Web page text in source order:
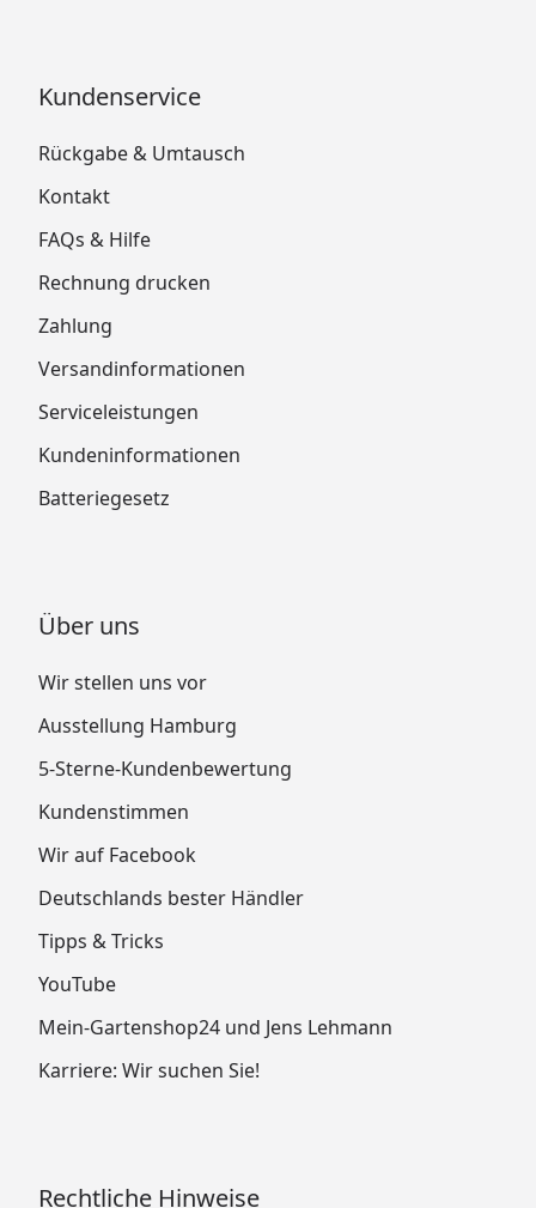
Kundenservice
Rückgabe & Umtausch
Kontakt
FAQs & Hilfe
Rechnung drucken
Zahlung
Versandinformationen
Serviceleistungen
Kundeninformationen
Batteriegesetz
Über uns
Wir stellen uns vor
Ausstellung Hamburg
5-Sterne-Kundenbewertung
Kundenstimmen
Wir auf Facebook
Deutschlands bester Händler
Tipps & Tricks
YouTube
Mein-Gartenshop24 und Jens Lehmann
Karriere: Wir suchen Sie!
Rechtliche Hinweise